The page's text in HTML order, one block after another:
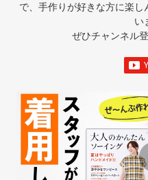
で、手作りが好きな方に楽
い
ぜひチャンネル